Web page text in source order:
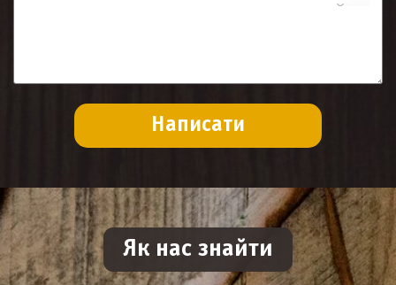
Як нас знайти